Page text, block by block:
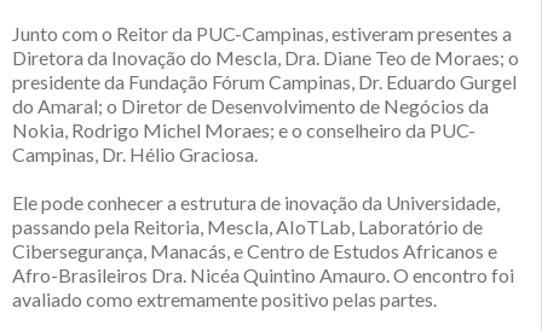
Junto com o Reitor da PUC-Campinas, estiveram presentes a
Diretora da Inovação do Mescla, Dra. Diane Teo de Moraes; o
presidente da Fundação Fórum Campinas, Dr. Eduardo Gurgel
do Amaral; o Diretor de Desenvolvimento de Negócios da
Nokia, Rodrigo Michel Moraes; e o conselheiro da PUC-
Campinas, Dr. Hélio Graciosa.
Ele pode conhecer a estrutura de inovação da Universidade,
passando pela Reitoria, Mescla, AIoTLab, Laboratório de
Cibersegurança, Manacás, e Centro de Estudos Africanos e
Afro-Brasileiros Dra. Nicéa Quintino Amauro. O encontro foi
avaliado como extremamente positivo pelas partes.